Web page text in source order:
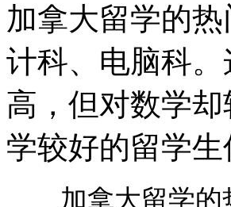
加拿大留学的
计科、电脑科
高，但对数学
学较好的留学
加拿大留学的